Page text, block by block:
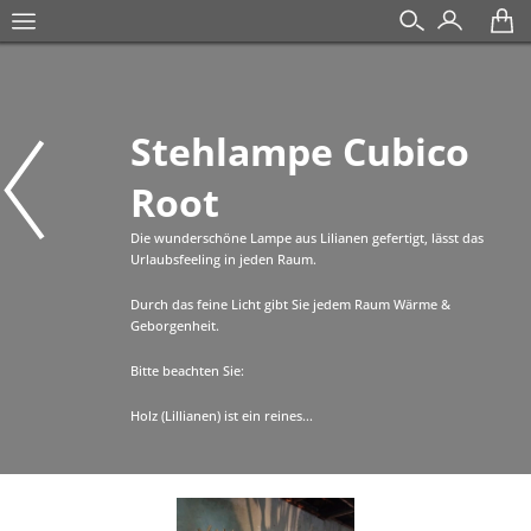
Stehlampe Cubico
Root
Die wunderschöne Lampe aus Lilianen gefertigt, lässt das
Urlaubsfeeling in jeden Raum.
Durch das feine Licht gibt Sie jedem Raum Wärme &
Geborgenheit.
Bitte beachten Sie:
Holz (Lillianen) ist ein reines...